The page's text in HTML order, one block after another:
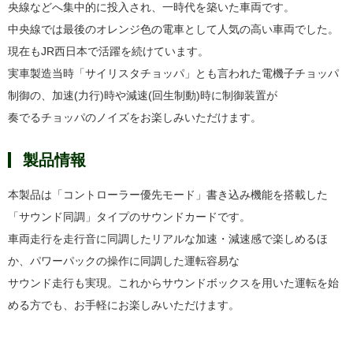
央線などへ集中的に投入され、一時代を築いた車両です。
中央線では最後のオレンジ色の電車として人気の高い車両でした。
現在もJR西日本で活躍を続けています。
実車製造当時「サイリスタチョッパ」とも言われた電機子チョッパ
制御の、加速(力行)時や減速(回生制動)時に制御装置が
奏でるチョッパのノイズをお楽しみいただけます。
製品情報
本製品は「コントローラー優先モード」書き込み機能を搭載した
「サウンド同調」タイプのサウンドカードです。
車両走行を走行音に同調したリアルな加速・減速感で楽しめるほ
か、パワーパックの操作に同調した運転容易な
サウンド走行も実現。これからサウンドボックスを用いた運転を始
める方でも、お手軽にお楽しみいただけます。